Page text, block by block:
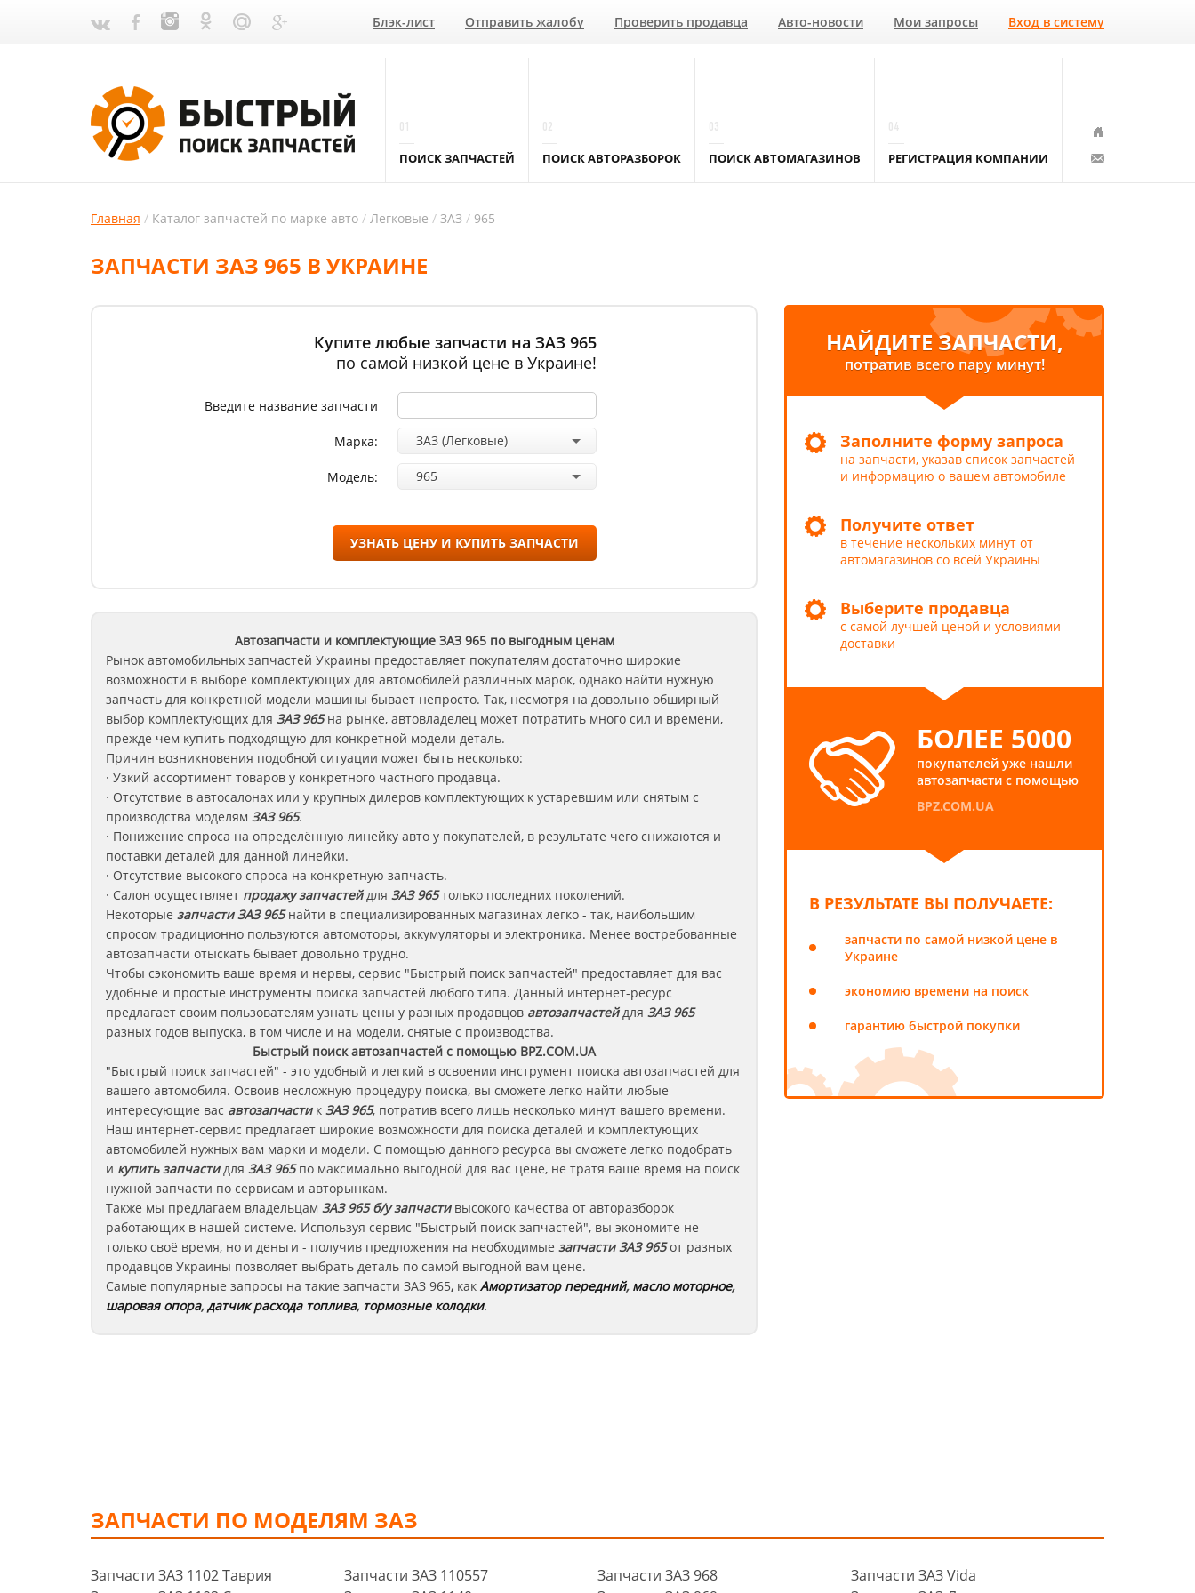
Блэк-лист Отправить жалобу Проверить продавца Авто-новости Мои запросы Вход в систему
ПОИСК ЗАПЧАСТЕЙ ПОИСК АВТОРАЗБОРОК ПОИСК АВТОМАГАЗИНОВ РЕГИСТРАЦИЯ КОМПАНИИ
Главная Каталог запчастей по марке авто Легковые ЗАЗ 965
ЗАПЧАСТИ ЗАЗ 965 В УКРАИНЕ
Купите любые запчасти на ЗАЗ 965
по самой низкой цене в Украине!
Введите название запчасти
Марка: ЗАЗ (Легковые)
Модель: 965
УЗНАТЬ ЦЕНУ И КУПИТЬ ЗАПЧАСТИ
Автозапчасти и комплектующие ЗАЗ965по выгодным ценам
Рынок автомобильных запчастей Украины предоставляет покупателям достаточно широкие
возможности в выборе комплектующих для автомобилей различных марок, однако найти нужную
запчасть для конкретной модели машины бывает непросто. Так, несмотря на довольно обширный
выбор комплектующих для ЗАЗ 965на рынке, автовладелец может потратить много сил и времени,
прежде чем купить подходящую для конкретной модели деталь.
Причин возникновения подобной ситуации может быть несколько:
· Узкий ассортимент товаров у конкретного частного продавца.
· Отсутствие в автосалонах или у крупных дилеров комплектующих к устаревшим или снятым с
производства моделям ЗАЗ965.
· Понижение спроса на определённую линейку авто у покупателей, в результате чего снижаются и
поставки деталей для данной линейки.
· Отсутствие высокого спроса на конкретную запчасть.
· Салон осуществляет продажу запчастейдля ЗАЗ 965только последних поколений.
Некоторые запчастиЗАЗ 965найти в специализированных магазинах легко - так, наибольшим
спросом традиционно пользуются автомоторы, аккумуляторы и электроника. Менее востребованные
автозапчасти отыскать бывает довольно трудно.
Чтобы сэкономить ваше время и нервы, сервис "Быстрый поиск запчастей" предоставляет для вас
удобные и простые инструменты поиска запчастей любого типа. Данный интернет-ресурс
предлагает своим пользователям узнать цены у разных продавцов автозапчастейдля ЗАЗ 965
разных годов выпуска, в том числе и на модели, снятые с производства.
Быстрый поиск автозапчастей с помощью BPZ.COM.UA
"Быстрый поиск запчастей" - это удобный и легкий в освоении инструмент поиска автозапчастей для
вашего автомобиля. Освоив несложную процедуру поиска, вы сможете легко найти любые
интересующие вас автозапчастик ЗАЗ 965, потратив всего лишь несколько минут вашего времени.
Наш интернет-сервис предлагает широкие возможности для поиска деталей и комплектующих
автомобилей нужных вам марки и модели. С помощью данного ресурса вы сможете легко подобрать
и купить запчастидля ЗАЗ 965по максимально выгодной для вас цене, не тратя ваше время на поиск
нужной запчасти по сервисам и авторынкам.
Также мы предлагаем владельцам ЗАЗ 965б/у запчастивысокого качества от авторазборок
работающих в нашей системе. Используя сервис "Быстрый поиск запчастей", вы экономите не
только своё время, но и деньги - получив предложения на необходимые запчастиЗАЗ 965от разных
продавцов Украины позволяет выбрать деталь по самой выгодной вам цене.
Самые популярные запросы на такие запчасти ЗАЗ 965, как Амортизатор передний, масло моторное,
шаровая опора,датчик расхода топлива, тормозные колодки.
НАЙДИТЕ ЗАПЧАСТИ,
потратив всего пару минут!
Заполните форму запроса
на запчасти, указав список запчастей
и информацию о вашем автомобиле
Получите ответ
в течение нескольких минут от
автомагазинов со всей Украины
Выберите продавца
с самой лучшей ценой и условиями
доставки
БОЛЕЕ 5000
покупателей уже нашли
автозапчасти с помощью
BPZ.COM.UA
В РЕЗУЛЬТАТЕ ВЫ ПОЛУЧАЕТЕ:
запчасти по самой низкой цене в
Украине
экономию времени на поиск
гарантию быстрой покупки
ЗАПЧАСТИ ПО МОДЕЛЯМ ЗАЗ
Запчасти ЗАЗ 1102 Таврия
Запчасти ЗАЗ 110557
Запчасти ЗАЗ 968
Запчасти ЗАЗ Vida